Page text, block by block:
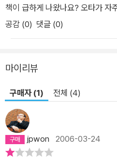
책이 급하게 나왔나요? 오타가 자
공감 (0) 댓글 (0)
마이리뷰
구매자 (1) 전체 (4)
jpwon 2006-03-24